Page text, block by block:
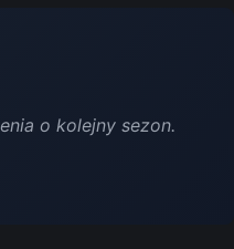
o kolejny sezon.